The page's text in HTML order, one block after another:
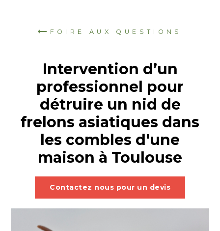
FOIRE AUX QUESTIONS
Intervention d’un
professionnel pour
détruire un nid de
frelons asiatiques dans
les combles d'une
maison à Toulouse
Contactez nous pour un devis